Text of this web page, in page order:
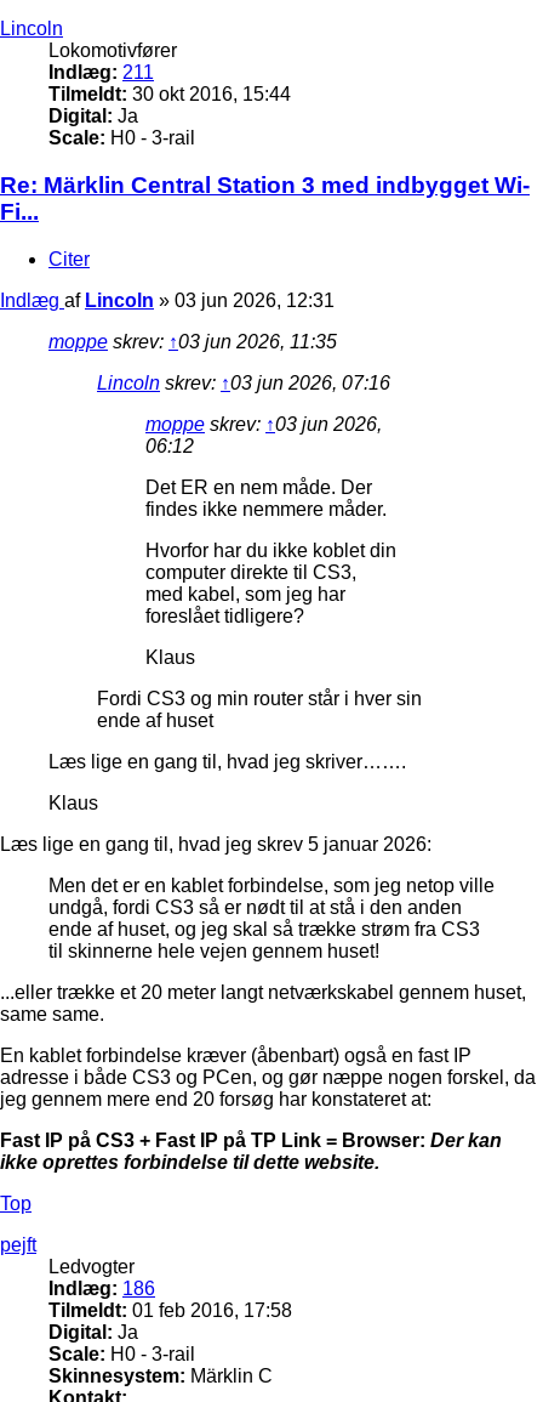
Lincoln
Lokomotivfører
Indlæg: 211
Tilmeldt: 30 okt 2016, 15:44
Digital: Ja
Scale: H0 - 3-rail
Re: Märklin Central Station 3 med indbygget Wi-
Fi...
Citer
Indlæg af Lincoln » 03 jun 2026, 12:31
moppe skrev: ↑03 jun 2026, 11:35
Lincoln skrev: ↑03 jun 2026, 07:16
moppe skrev: ↑03 jun 2026,
06:12
Det ER en nem måde. Der
findes ikke nemmere måder.
Hvorfor har du ikke koblet din
computer direkte til CS3,
med kabel, som jeg har
foreslået tidligere?
Klaus
Fordi CS3 og min router står i hver sin
ende af huset
Læs lige en gang til, hvad jeg skriver…….
Klaus
Læs lige en gang til, hvad jeg skrev 5 januar 2026:
Men det er en kablet forbindelse, som jeg netop ville
undgå, fordi CS3 så er nødt til at stå i den anden
ende af huset, og jeg skal så trække strøm fra CS3
til skinnerne hele vejen gennem huset!
...eller trække et 20 meter langt netværkskabel gennem huset,
same same.
En kablet forbindelse kræver (åbenbart) også en fast IP
adresse i både CS3 og PCen, og gør næppe nogen forskel, da
jeg gennem mere end 20 forsøg har konstateret at:
Fast IP på CS3 + Fast IP på TP Link = Browser: Der kan
ikke oprettes forbindelse til dette website.
Top
pejft
Ledvogter
Indlæg: 186
Tilmeldt: 01 feb 2016, 17:58
Digital: Ja
Scale: H0 - 3-rail
Skinnesystem: Märklin C
Kontakt: